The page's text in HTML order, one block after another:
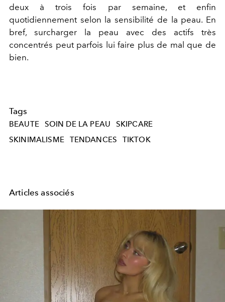
deux à trois fois par semaine, et enfin
quotidiennement selon la sensibilité de la peau. En
bref, surcharger la peau avec des actifs très
concentrés peut parfois lui faire plus de mal que de
bien.
Tags
BEAUTE SOIN DE LA PEAU
SKIPCARE
SKINIMALISME
TENDANCES TIKTOK
Articles associés